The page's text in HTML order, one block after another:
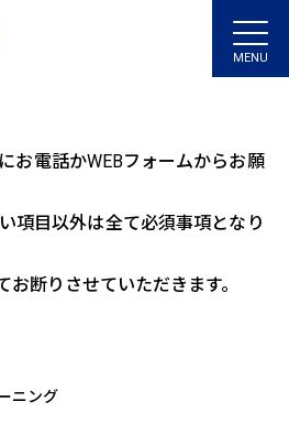
MENU
お電話かWEBフォームからお願
項目以外は全て必須事項となり
断りさせていただきます。
ニング